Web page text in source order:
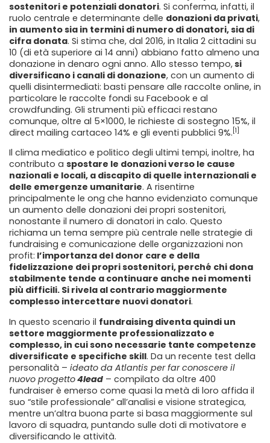
sostenitori e potenziali donatori. Si conferma, infatti, il
ruolo centrale e determinante delle donazioni da privati,
in aumento sia in termini di numero di donatori, sia di
cifra donata. Si stima che, dal 2016, in Italia 2 cittadini su
10 (di età superiore ai 14 anni) abbiano fatto almeno una
donazione in denaro ogni anno. Allo stesso tempo,si
diversificano i canali di donazione, con un aumento di
quelli disintermediati: basti pensare alle raccolte online, in
particolare le raccolte fondi su Facebook e al
crowdfunding. Gli strumenti più efficaci restano
comunque, oltre al 5×1000, le richieste di sostegno 15%, il
direct mailing cartaceo 14% e gli eventi pubblici 9%. [1]
Il clima mediatico e politico degli ultimi tempi, inoltre, ha
contributo a spostare le donazioni verso le cause
nazionali e locali, a discapito di quelle internazionali e
delle emergenze umanitarie. A risentirne
principalmente le ong che hanno evidenziato comunque
un aumento delle donazioni dei propri sostenitori,
nonostante il numero di donatori in calo. Questo
richiama un tema sempre più centrale nelle strategie di
fundraising e comunicazione delle organizzazioni non
profit: l’importanza del donor care e della
fidelizzazione dei propri sostenitori, perché chi dona
stabilmente tende a continuare anche nei momenti
più difficili. Si rivela al contrario maggiormente
complesso intercettare nuovi donatori.
In questo scenario il fundraising diventa quindi un
settore maggiormente professionalizzato e
complesso, in cui sono necessarie tante competenze
diversificate e specifiche skill. Da un recente test della
personalità – ideato da Atlantis per far conoscere il
nuovo progetto4lead – compilato da oltre 400
fundraiser è emerso come quasi la metà di loro affida il
suo “stile professionale” all’analisi e visione strategica,
mentre un’altra buona parte si basa maggiormente sul
lavoro di squadra, puntando sulle doti di motivatore e
diversificando le attività.